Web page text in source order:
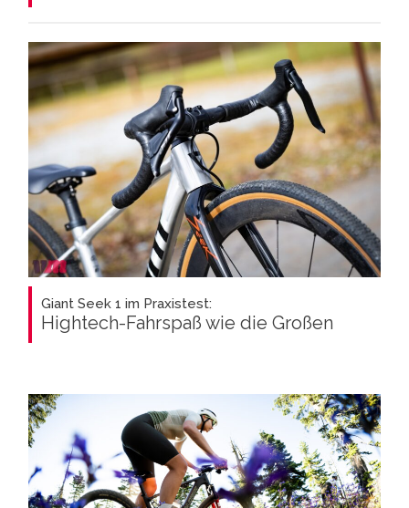
Giant Seek 1 im Praxistest:
Hightech-Fahrspaß wie die Großen